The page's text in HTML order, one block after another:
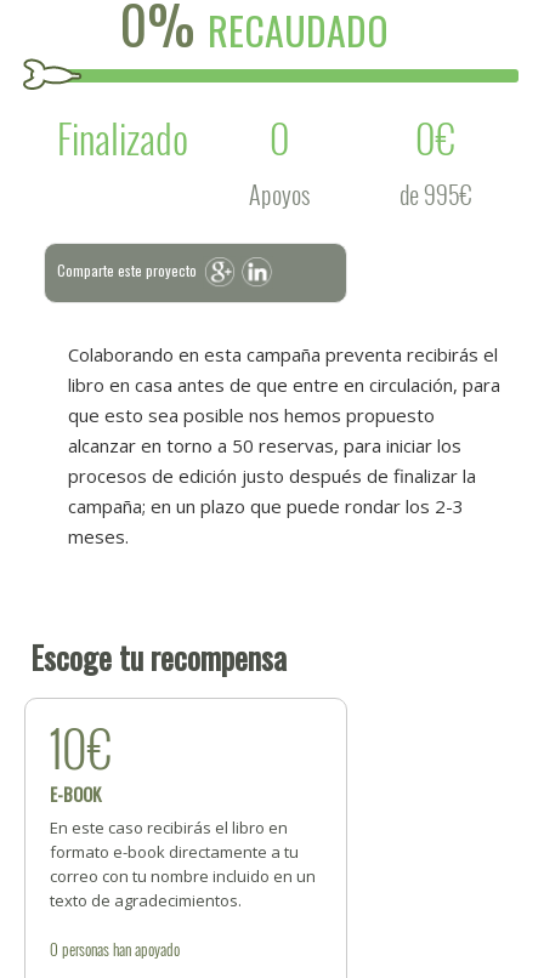
0% RECAUDADO
Finalizado
0
Apoyos
0€
de 995€
Comparte este proyecto
Colaborando en esta campaña preventa recibirás el
libro en casa antes de que entre en circulación, para
que esto sea posible nos hemos propuesto
alcanzar en torno a 50 reservas, para iniciar los
procesos de edición justo después de finalizar la
campaña; en un plazo que puede rondar los 2-3
meses.
Escoge tu recompensa
10€
E-BOOK
En este caso recibirás el libro en
formato e-book directamente a tu
correo con tu nombre incluido en un
texto de agradecimientos.
0 personashan apoyado